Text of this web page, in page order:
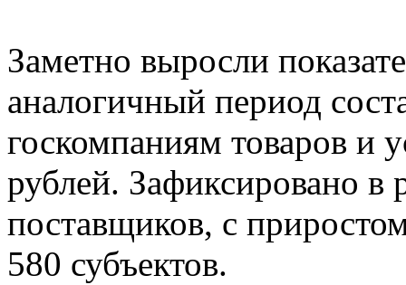
Заметно выросли
аналогичный период
госкомпаниям товаров и
рублей. Зафиксировано в
поставщиков, с
580 субъектов.